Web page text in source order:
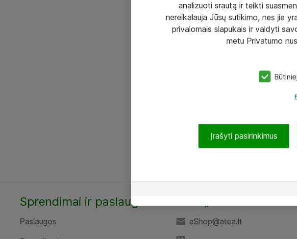
Sprendimai ir paslaugos
Paslaugos
eShop@atea.lt
analizuoti srautą ir teikti
nereikalauja Jūsų sutikimo, nes jie
privalomais slapukais ir valdyti
metu Privatumo
Įrašyti pasirinkimus